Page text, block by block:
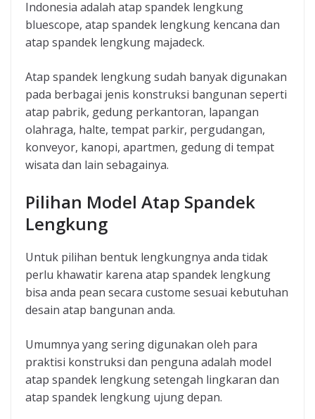
Indonesia adalah atap spandek lengkung
bluescope, atap spandek lengkung kencana dan
atap spandek lengkung majadeck.
Atap spandek lengkung sudah banyak digunakan
pada berbagai jenis konstruksi bangunan seperti
atap pabrik, gedung perkantoran, lapangan
olahraga, halte, tempat parkir, pergudangan,
konveyor, kanopi, apartmen, gedung di tempat
wisata dan lain sebagainya.
Pilihan Model Atap Spandek
Lengkung
Untuk pilihan bentuk lengkungnya anda tidak
perlu khawatir karena atap spandek lengkung
bisa anda pean secara custome sesuai kebutuhan
desain atap bangunan anda.
Umumnya yang sering digunakan oleh para
praktisi konstruksi dan penguna adalah model
atap spandek lengkung setengah lingkaran dan
atap spandek lengkung ujung depan.